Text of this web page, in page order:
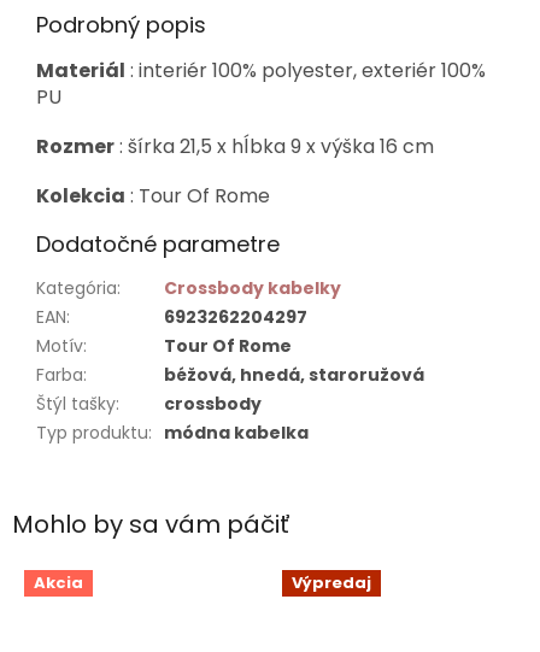
Mohlo by sa vám páčiť
Akcia Výpredaj
Podrobný popis
Materiál : interiér 100% polyester, exteriér 100%
PU
Rozmer: šírka 21,5 x hĺbka 9 x výška 16 cm
Kolekcia : Tour Of Rome
Dodatočné parametre
Kategória:
Crossbody kabelky
EAN:
6923262204297
Motív:
Tour Of Rome
Farba:
béžová, hnedá, staroružová
Štýl tašky:
crossbody
Typ produktu: módna kabelka